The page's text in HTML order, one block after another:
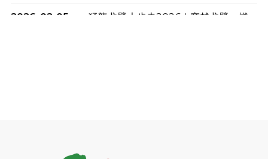
2026-02-05
猛龍戈壁大步走2026｜穿越戈壁．燃